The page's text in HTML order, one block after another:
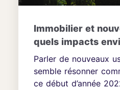
Immobilier et
quels impacts
Parler de nouveaux
semble résonner
ce début d’année